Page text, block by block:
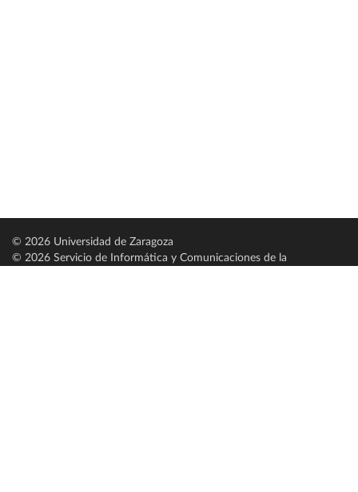
© 2026 Universidad de Zaragoza
© 2026 Servicio de Informática y Comunicaciones de la